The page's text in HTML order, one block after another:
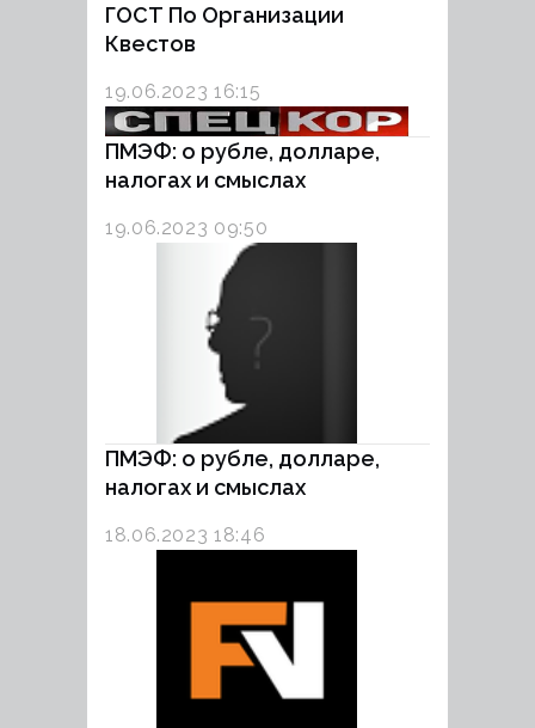
ГОСТ По Организации
Квестов
19.06.2023 16:15
ПМЭФ: о рубле, долларе,
налогах и смыслах
19.06.2023 09:50
ПМЭФ: о рубле, долларе,
налогах и смыслах
18.06.2023 18:46